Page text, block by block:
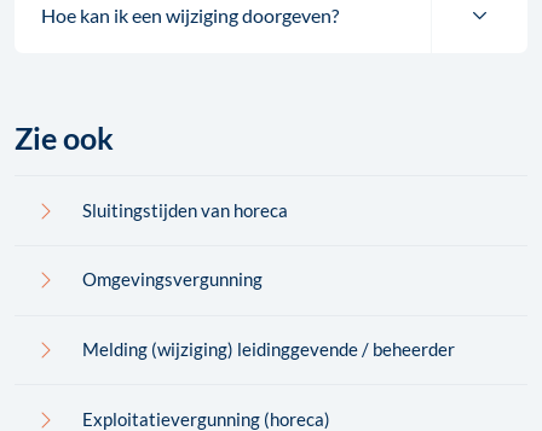
Hoe kan ik een wijziging doorgeven?
Zie ook
Sluitingstijden van horeca
Omgevingsvergunning
Melding (wijziging) leidinggevende / beheerder
Exploitatievergunning (horeca)